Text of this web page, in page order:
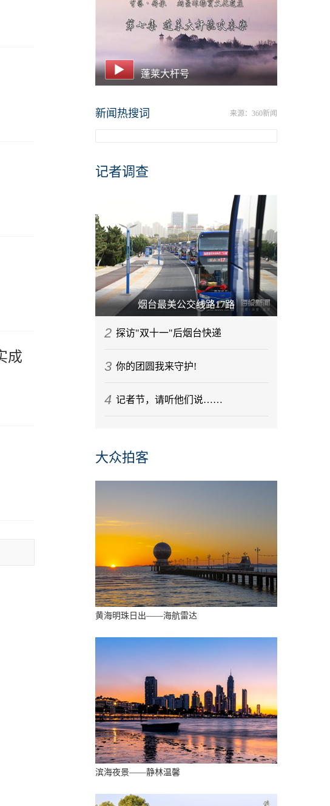
成
蓬莱大杆号
新闻热搜词 来源：360新闻
记者调查
烟台最美公交线路17路
2 探访"双十一"后烟台快递
3 你的团圆我来守护!
4 记者节，请听他们说……
大众拍客
黄海明珠日出——海航雷达
滨海夜景——静林温馨